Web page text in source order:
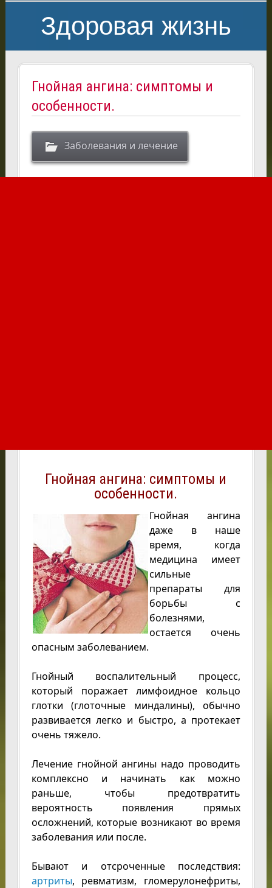
Здоровая жизнь
Гнойная ангина: симптомы и
особенности.
Заболевания и лечение
Гнойная ангина: симптомы и
особенности.
Гнойная ангина
даже в наше
время, когда
медицина имеет
сильные
препараты для
борьбы с
болезнями,
остается очень
опасным заболеванием.
Гнойный воспалительный процесс,
который поражает лимфоидное кольцо
глотки (глоточные миндалины), обычно
развивается легко и быстро, а протекает
очень тяжело.
Лечение гнойной ангины надо проводить
комплексно и начинать как можно
раньше, чтобы предотвратить
вероятность появления прямых
осложнений, которые возникают во время
заболевания или после.
Бывают и отсроченные последствия:
артриты, ревматизм, гломерулонефриты,